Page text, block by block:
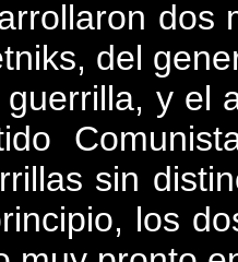
dos
del
guerrilla, y el
sin
los